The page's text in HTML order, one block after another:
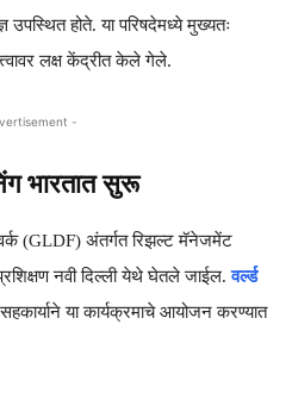
उपस्थित होते. या परिषदेमध्ये मुख्यतः
लक्ष केंद्रीत केले गेले.
-
भारतात सुरू
(GLDF) अंतर्गत रिझल्ट मॅनेजमेंट
नवी दिल्ली येथे घेतले जाईल.वर्ल्ड
या कार्यक्रमाचे आयोजन करण्यात